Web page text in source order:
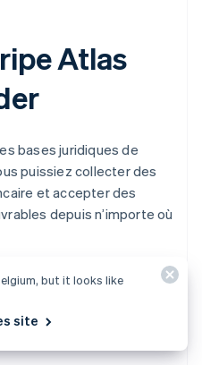
Atlas
bases juridiques de
puissiez collecter des
et accepter des
depuis n’importe où
constituées via
soutenues par des
tels que Y Combinator,
but it looks like
site